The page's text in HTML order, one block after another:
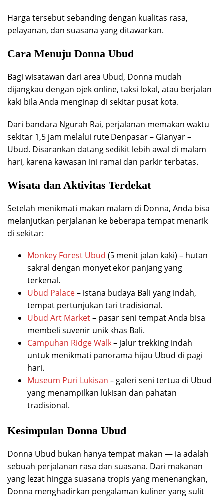
Harga tersebut sebanding dengan kualitas rasa,
pelayanan, dan suasana yang ditawarkan.
Cara Menuju Donna Ubud
Bagi wisatawan dari area Ubud, Donna mudah
dijangkau dengan ojek online, taksi lokal, atau berjalan
kaki bila Anda menginap di sekitar pusat kota.
Dari bandara Ngurah Rai, perjalanan memakan waktu
sekitar 1,5 jam melalui rute Denpasar – Gianyar –
Ubud. Disarankan datang sedikit lebih awal di malam
hari, karena kawasan ini ramai dan parkir terbatas.
Wisata dan Aktivitas Terdekat
Setelah menikmati makan malam di Donna, Anda bisa
melanjutkan perjalanan ke beberapa tempat menarik
di sekitar:
Monkey Forest Ubud (5 menit jalan kaki) – hutan
sakral dengan monyet ekor panjang yang
terkenal.
Ubud Palace– istana budaya Bali yang indah,
tempat pertunjukan tari tradisional.
Ubud Art Market– pasar seni tempat Anda bisa
membeli suvenir unik khas Bali.
Campuhan Ridge Walk– jalur trekking indah
untuk menikmati panorama hijau Ubud di pagi
hari.
Museum Puri Lukisan – galeri seni tertua di Ubud
yang menampilkan lukisan dan pahatan
tradisional.
Kesimpulan Donna Ubud
Donna Ubud bukan hanya tempat makan — ia adalah
sebuah perjalanan rasa dan suasana. Dari makanan
yang lezat hingga suasana tropis yang menenangkan,
Donna menghadirkan pengalaman kuliner yang sulit